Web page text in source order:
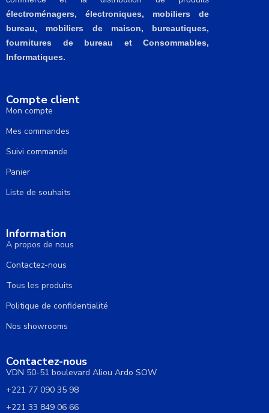
électroménagers, électroniques, mobiliers de
bureau, mobiliers de maison, bureautiques,
fournitures de bureau et Consommables,
Informatiques.
Compte client
Mon compte
Mes commandes
Suivi commande
Panier
Liste de souhaits
Information
A propos de nous
Contactez-nous
Tous les produits
Politique de confidentialité
Nos showrooms
Contactez-nous
VDN 50-51 boulevard Aliou Ardo SOW
+221 77 090 35 98
+221 33 849 06 66